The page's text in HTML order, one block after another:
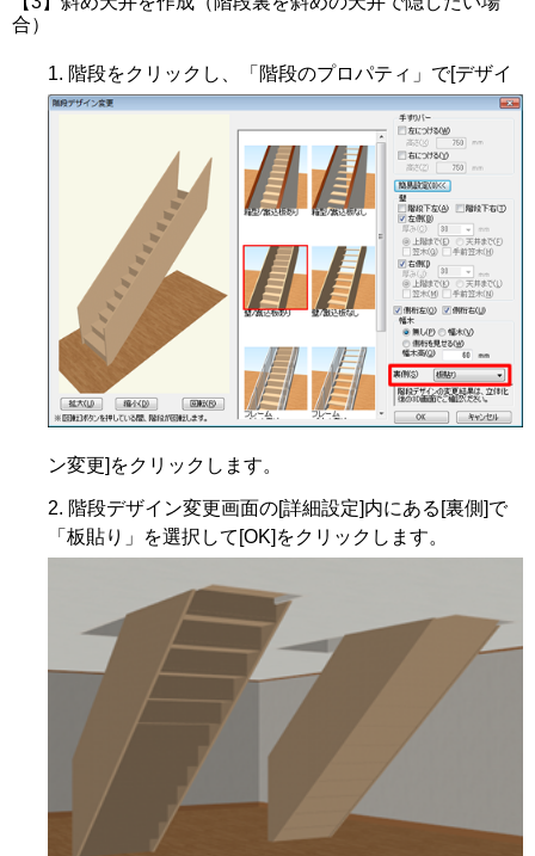
合）
階段をクリックし、「階段のプロパティ」で[デザイ
ン変更]をクリックします。
階段デザイン変更画面の[詳細設定]内にある[裏側]で
「板貼り」を選択して[OK]をクリックします。